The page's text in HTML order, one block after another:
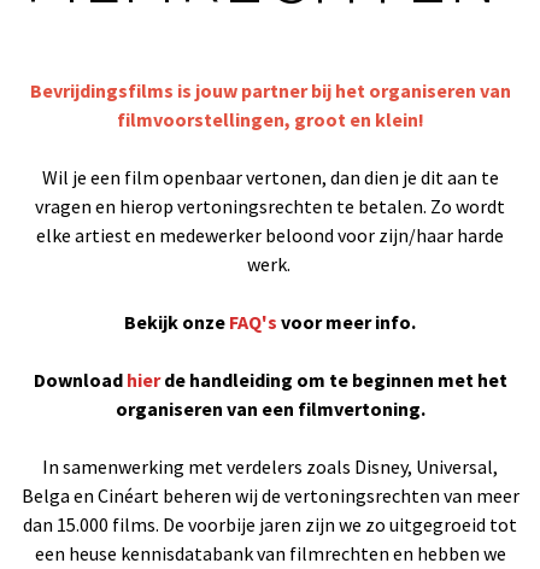
Bevrijdingsfilms is jouw partner bij het organiseren van
filmvoorstellingen, groot en klein!
Wil je een film openbaar vertonen, dan dien je dit aan te
vragen en hierop vertoningsrechten te betalen. Zo wordt
elke artiest en medewerker beloond voor zijn/haar harde
werk.
Bekijk onze FAQ's voor meer info.
Download hierde handleiding om te beginnen met het
organiseren van een filmvertoning.
In samenwerking met verdelers zoals Disney, Universal,
Belga en Cinéart beheren wij de vertoningsrechten van meer
dan 15.000 films. De voorbije jaren zijn we zo uitgegroeid tot
een heuse kennisdatabank van filmrechten en hebben we